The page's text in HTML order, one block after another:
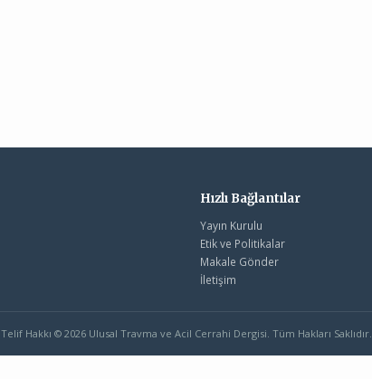
Hızlı Bağlantılar
Yayın Kurulu
Etik ve Politikalar
Makale Gönder
İletişim
Telif Hakkı © 2026 Ulusal Travma ve Acil Cerrahi Dergisi. Tüm Hakları Saklıdır.